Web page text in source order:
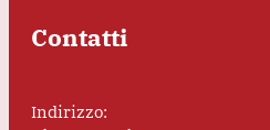
Contatti
Indirizzo: